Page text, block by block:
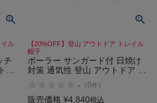
イル
チ
ド
【20%OFF】登山 アウトドア トレイル
帽子
ポーラー サンガード付 日焼け
対策 通気性 登山 アウトドア ト
BILL FLOPPY SUNGUARD
CAP
- （0件 ）
販売価格 ¥4,840税込